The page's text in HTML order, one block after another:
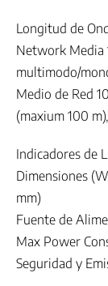
Longitud de
Network Media
multimodo/
Medio de Red
(maxium 100
Indicadores de
Dimensiones
mm)
Fuente de
Max Power
Seguridad y